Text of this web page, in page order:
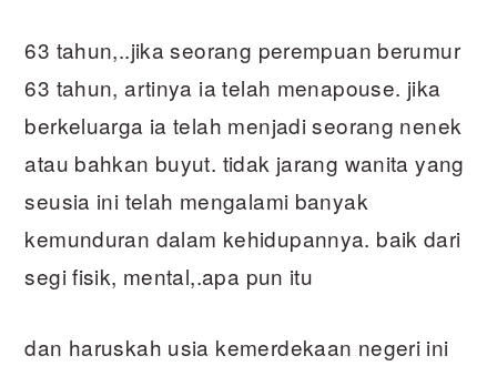
63 tahun,..jika seorang perempuan berumur
63 tahun, artinya ia telah menapouse. jika
berkeluarga ia telah menjadi seorang nenek
atau bahkan buyut. tidak jarang wanita yang
seusia ini telah mengalami banyak
kemunduran dalam kehidupannya. baik dari
segi fisik, mental,.apa pun itu
dan haruskah usia kemerdekaan negeri ini